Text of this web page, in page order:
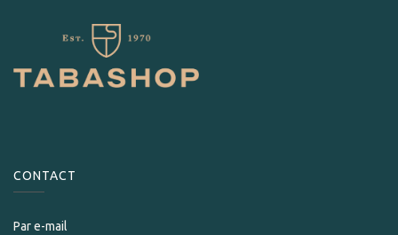
CONTACT
Par e-mail